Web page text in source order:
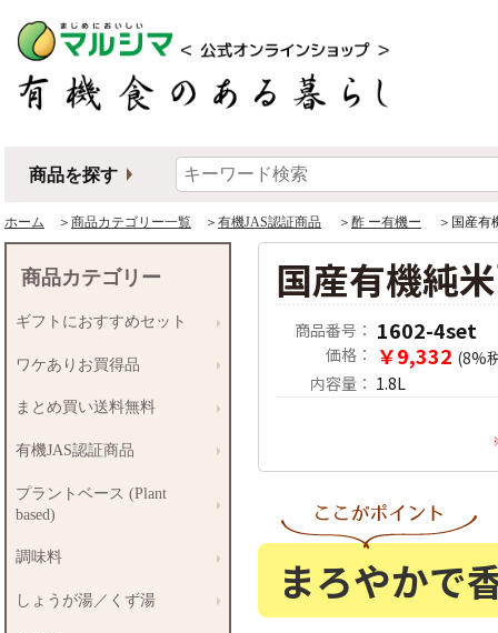
商品を探す
ホーム ＞ 商品カテゴリー一覧 ＞ 有機JAS認証商品 ＞ 酢 ー有機ー ＞国産有
国産有機純
商品番号： 1602-4set
価格： ￥9,332 (8%
内容量： 1.8L
まろやかで
商品カテゴリー
ギフトにおすすめセット
ワケありお買得品
まとめ買い送料無料
有機JAS認証商品
プラントベース (Plant
based)
調味料
しょうが湯／くず湯